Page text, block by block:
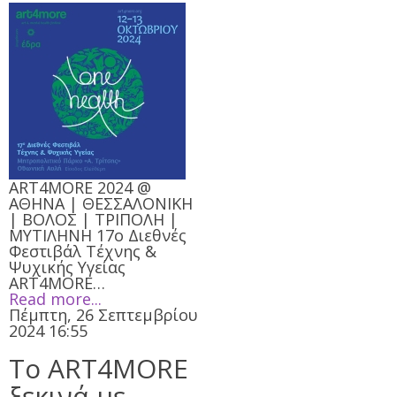
ART4MORE 2024 @
ΑΘΗΝΑ | ΘΕΣΣΑΛΟΝΙΚΗ
| ΒΟΛΟΣ | ΤΡΙΠΟΛΗ |
ΜΥΤΙΛΗΝΗ 17ο Διεθνές
Φεστιβάλ Τέχνης &
Ψυχικής Υγείας
ART4MORE…
Read more...
Πέμπτη, 26 Σεπτεμβρίου
2024 16:55
Το ART4MORE